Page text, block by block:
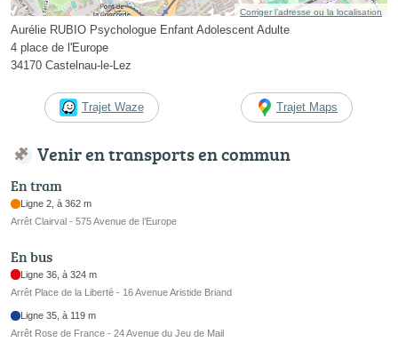
Corriger l’adresse ou la localisation
Aurélie RUBIO Psychologue Enfant Adolescent Adulte
4 place de l'Europe
34170 Castelnau-le-Lez
Trajet Waze Trajet Maps
Venir en transports en commun
En tram
Ligne 2, à 362 m
Arrêt Clairval - 575 Avenue de l’Europe
En bus
Ligne 36, à 324 m
Arrêt Place de la Liberté - 16 Avenue Aristide Briand
Ligne 35, à 119 m
Arrêt Rose de France - 24 Avenue du Jeu de Mail